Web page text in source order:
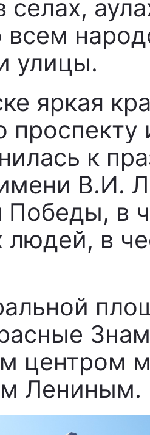
селах,
всем
улицы.
яркая
к
В.И.
Победы, в
людей, в
центром
Лениным.